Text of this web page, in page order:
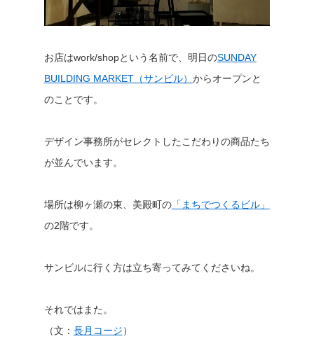
お店はwork/shopという名前で、明日のSUNDAY
BUILDING MARKET（サンビル） からオープンと
のことです。
デザイン事務所がセレクトしたこだわりの商品たち
が並んでいます。
場所は柳ヶ瀬の東、美殿町の「まちでつくるビル」
の2階です。
サンビルに行く方は立ち寄ってみてくださいね。
それではまた。
（文： 長月コージ）